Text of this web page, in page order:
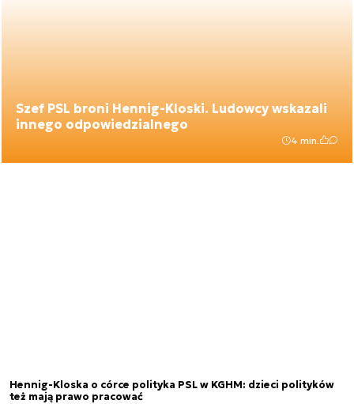
Szef PSL broni Hennig-Kloski. Ludowcy wskazali
innego odpowiedzialnego
4 min.
Hennig-Kloska o córce polityka PSL w KGHM: dzieci polityków
też mają prawo pracować